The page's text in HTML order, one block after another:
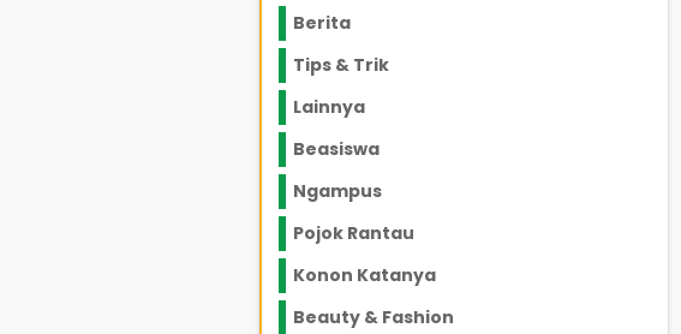
Berita
Tips & Trik
Lainnya
Beasiswa
Ngampus
Pojok Rantau
Konon Katanya
Beauty & Fashion